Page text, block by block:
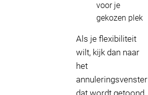
voor je
gekozen plek
Als je flexibiliteit
wilt, kijk dan naar
het
annuleringsvenster